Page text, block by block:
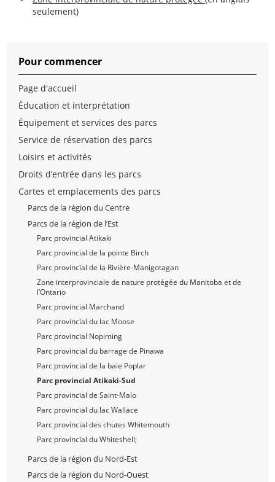
seulement)
Pour commencer
Page d'accueil
Éducation et interprétation
Équipement et services des parcs
Service de réservation des parcs
Loisirs et activités
Droits d’entrée dans les parcs
Cartes et emplacements des parcs
Parcs de la région du Centre
Parcs de la région de l’Est
Parc provincial Atikaki
Parc provincial de la pointe Birch
Parc provincial de la Rivière-Manigotagan
Zone interprovinciale de nature protégée du Manitoba et de
l’Ontario
Parc provincial Marchand
Parc provincial du lac Moose
Parc provincial Nopiming
Parc provincial du barrage de Pinawa
Parc provincial de la baie Poplar
Parc provincial Atikaki-Sud
Parc provincial de Saint-Malo
Parc provincial du lac Wallace
Parc provincial des chutes Whitemouth
Parc provincial du Whiteshell;
Parcs de la région du Nord-Est
Parcs de la région du Nord-Ouest